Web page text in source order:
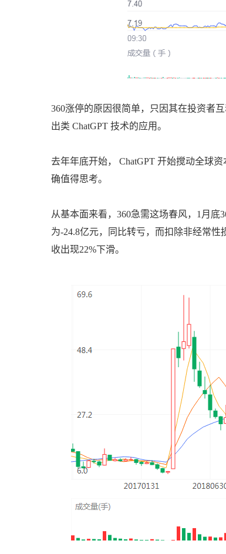
360涨停的原因很简单，只因其在投资者
出类 ChatGPT 技术的应用。
去年年底开始， ChatGPT 开始搅动全球
确值得思考。
从基本面来看，360急需这场春风，1月底
为-24.8亿元，同比转亏，而扣除非经常
收出现22%下滑。